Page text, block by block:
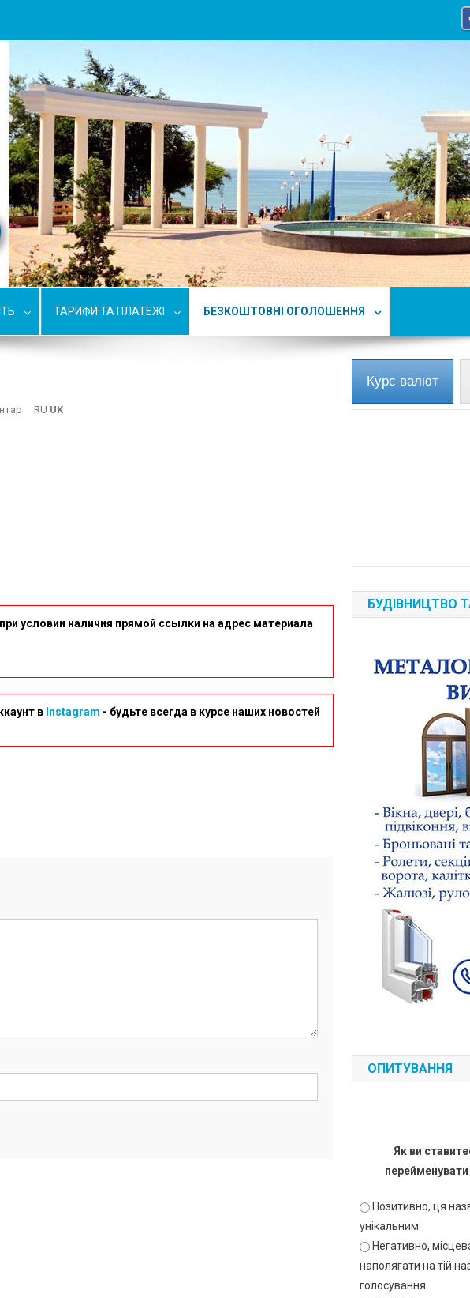
ТАРИФИ ТА ПЛАТЕЖІ БЕЗКОШТОВНІ ОГОЛОШЕННЯ
RU UK
условии наличия прямой ссылки на адрес материала
в Instagram - будьте всегда в курсе наших новостей
Курс валют
БУДІВНИЦТВО
ОПИТУВАННЯ
Як ви
Позитивно, ця
унікальним
Негативно,
наполягати на тій
голосування